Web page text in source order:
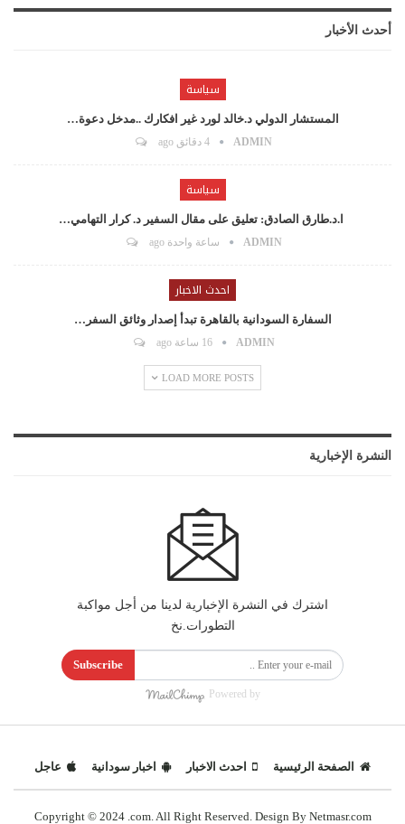
أحدث الأخبار
سياسة
المستشار الدولي د.خالد لورد غير افكارك ..مدخل دعوة…
ADMIN 4 دقائق ago
سياسة
ا.د.طارق الصادق: تعليق على مقال السفير د. كرار التهامي…
ADMIN ساعة واحدة ago
احدث الاخبار
السفارة السودانية بالقاهرة تبدأ إصدار وثائق السفر…
ADMIN 16 ساعة ago
LOAD MORE POSTS
النشرة الإخبارية
اشترك في النشرة الإخبارية لدينا من أجل مواكبة
التطورات.نخ
Subscribe
Powered by
الصفحة الرئيسية احدث الاخبار اخبار سودانية عاجل
Copyright © 2024 .com. All Right Reserved. Design By Netmasr.com